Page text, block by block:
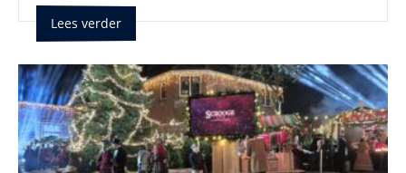
Lees verder